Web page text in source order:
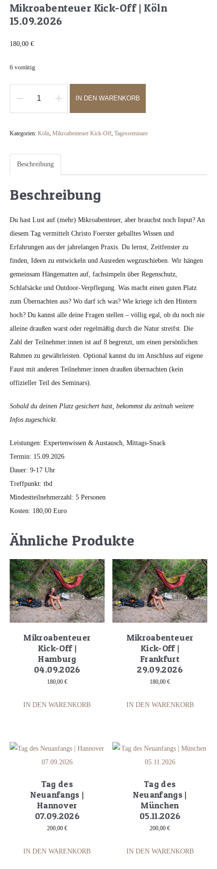
Mikroabenteuer Kick-Off | Köln
15.09.2026
180,00 €
6 vorrätig
Mikroabenteuer
Off
IN DEN WARENKORB
Kategorien: Köln Mikroabenteuer Kick-Off Tagesseminare
Beschreibung
Beschreibung
Du hast Lust auf (mehr) Mikroabenteuer, aber brauchst noch Input? An
diesem Tag vermittelt Christo Foerster geballtes Wissen und
Erfahrungen aus der jahrelangen Praxis. Du lernst, Zeitfenster zu
finden, Ideen zu entwickeln und Ausreden wegzuschieben. Wir hängen
gemeinsam Hängematten auf, fachsimpeln über Regenschutz,
Schlafsäcke und Outdoor-Verpflegung. Was macht einen guten Platz
zum Übernachten aus? Wo darf ich was? Wie kriege ich den Hintern
hoch? Du kannst alle deine Fragen stellen – völlig egal, ob du noch nie
alleine draußen warst oder regelmäßig durch die Natur streifst. Die
Zahl der Teilnehmer:innen ist auf 8 begrenzt, um einen persönlichen
Rahmen zu gewährleisten. Optional kannst du im Anschluss auf eigene
Faust mit anderen Teilnehmer:innen draußen übernachten (kein
offizieller Teil des Seminars).
Sobald du deinen Platz gesichert hast, bekommst du zeitnah weitere
Infos zugeschickt.
Leistungen: Expertenwissen & Austausch, Mittags-Snack
Termin: 15.09.2026
Dauer: 9-17 Uhr
Treffpunkt: tbd
Mindestteilnehmerzahl: 5 Personen
Kosten: 180,00 Euro
Ähnliche Produkte
Mikroabenteuer
Kick-Off |
Hamburg
04.09.2026
180,00 €
IN DEN WARENKORB
Mikroabenteuer
Kick-Off |
Frankfurt
29.09.2026
180,00€
IN DEN WARENKORB
Tag des
Neuanfangs |
Hannover
07.09.2026
200,00 €
IN DEN WARENKORB
Tag des
Neuanfangs |
München
05.11.2026
200,00€
IN DEN WARENKORB